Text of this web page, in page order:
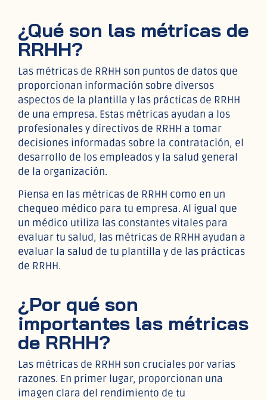
¿Qué son las métricas de
RRHH?
Las métricas de RRHH son puntos de datos que
proporcionan información sobre diversos
aspectos de la plantilla y las prácticas de RRHH
de una empresa. Estas métricas ayudan a los
profesionales y directivos de RRHH a tomar
decisiones informadas sobre la contratación, el
desarrollo de los empleados y la salud general
de la organización.
Piensa en las métricas de RRHH como en un
chequeo médico para tu empresa. Al igual que
un médico utiliza las constantes vitales para
evaluar tu salud, las métricas de RRHH ayudan a
evaluar la salud de tu plantilla y de las prácticas
de RRHH.
¿Por qué son
importantes las métricas
de RRHH?
Las métricas de RRHH son cruciales por varias
razones. En primer lugar, proporcionan una
imagen clara del rendimiento de tu